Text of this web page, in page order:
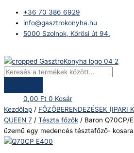
content
+36 70 386 6929
info@gasztrokonyha.hu
5000 Szolnok, Kőrösi út 94.
search
0,00 Ft 0 Kosár
Kezdőlap / FŐZŐBERENDEZÉSEK (IPARI
QUEEN 7 / Tészta főzők / Baron Q70CP/
üzemű egy medencés tésztafőző-
Q70CP/E400-
K-
1A
üzemű
egy
medencés
kosarakkal,
1ajtós
mennyiség